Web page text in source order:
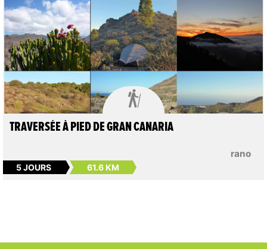

rano
TRAVERSÉE À PIED DE GRAN CANARIA
5 JOURS 61.6 KM